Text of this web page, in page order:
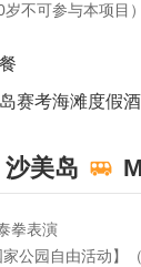
不可参与本项目）
赛考海滩度假
沙美岛
拳表演
公园自由活动】